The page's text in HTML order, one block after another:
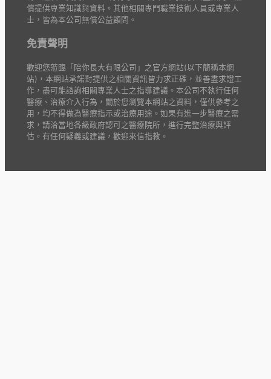
償提供專業知識與資料。其他相關專門職業技術人員或專業人
士，皆為本公司無償公益顧問。
免責聲明
歡迎您蒞臨「陪你長大有限公司」之官方網站(以下簡稱本網
站)，本網站承諾對提供之相關資訊皆力求正確，並善盡求證工
作，盡可能諮詢相關專業人士之指導建議。本公司不執行任何
醫療、治療介入行為，關於您瀏覽本網站之資料，僅供參考之
用，均不得做為醫療指示或治療用途。如果有進一步醫療之需
求，請洽當地各級政府認可之醫療院所，進行完整治療與評
估。有任何疑義或建議，歡迎來信指教。